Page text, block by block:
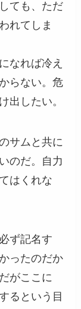
ても、ただ
れてしま
なれば冷え
らない。危
出したい。
サムと共に
のだ。自力
はくれな
ず記名す
ったのだか
がここに
るという目